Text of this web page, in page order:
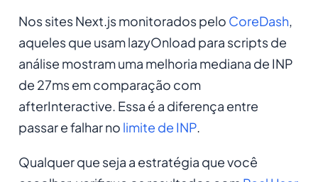
Nos sites Next.js monitorados pelo CoreDash,
aqueles que usam lazyOnload para scripts de
análise mostram uma melhoria mediana de INP
de 27ms em comparação com
afterInteractive. Essa é a diferença entre
passar e falhar no limite de INP.
Qualquer que seja a estratégia que você